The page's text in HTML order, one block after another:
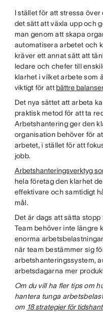
I stället för att stressa
det sätt att växla upp och
man genom att skapa
automatisera arbetet och
kräver ett annat sätt att
ledare och chefer till
klarhet i vilket arbete som
viktigt för att bättre
Det nya sättet att arbeta
praktisk metod för att ta
Arbetshantering ger den
organisation behöver för
arbetet, i stället för att
jobb.
Arbetshanteringsverktyg
hela företag den klarhet
effektivare och samtidigt
mål.
Det är dags att sätta
Team behöver inte längre
enorma
när team bestämmer sig
arbetshanteringssystem,
arbetsdagarna mer
Om du vill ha fler tips om
hantera tunga
om 18 strategier för